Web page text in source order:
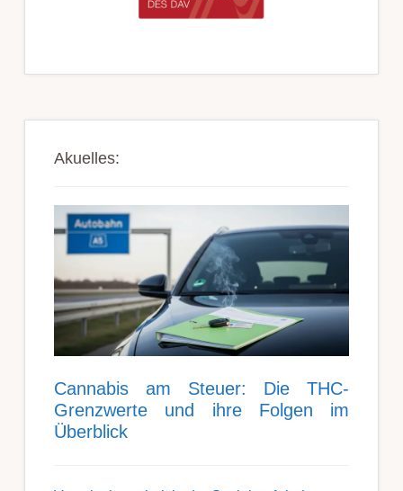
Akuelles:
Can­nabis am Steu­er: Die THC-
Grenz­werte und ihre Folgen im
Über­blick